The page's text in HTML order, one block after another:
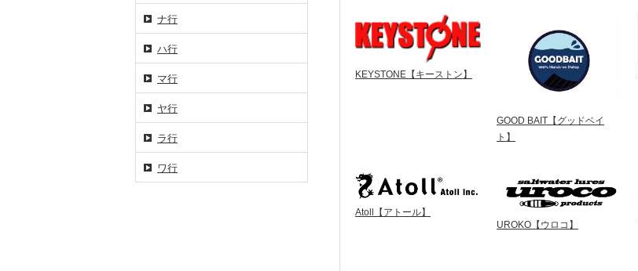
ナ行
ハ行
マ行
ヤ行
ラ行
ワ行
KEYSTONE【キーストン】
GOOD BAIT【グッドベイ
ト】
Atoll【アトール】
UROKO【ウロコ】